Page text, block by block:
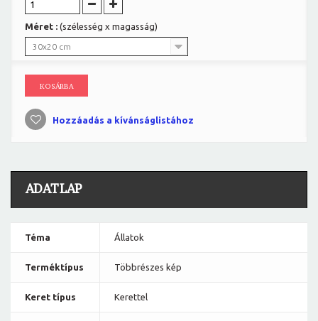
Méret : (szélesség x magasság)
30x20 cm
KOSÁRBA
Hozzáadás a kívánságlistához
ADATLAP
Téma Állatok
Terméktípus Többrészes kép
Keret típus Kerettel